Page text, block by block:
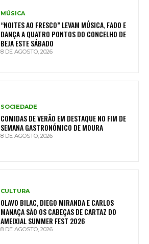
MÚSICA
“NOITES AO FRESCO” LEVAM MÚSICA, FADO E
DANÇA A QUATRO PONTOS DO CONCELHO DE
BEJA ESTE SÁBADO
8 DE AGOSTO, 2026
SOCIEDADE
COMIDAS DE VERÃO EM DESTAQUE NO FIM DE
SEMANA GASTRONÓMICO DE MOURA
8 DE AGOSTO, 2026
CULTURA
OLAVO BILAC, DIEGO MIRANDA E CARLOS
MANAÇA SÃO OS CABEÇAS DE CARTAZ DO
AMEIXIAL SUMMER FEST 2026
8 DE AGOSTO, 2026